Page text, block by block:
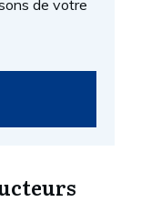
de votre